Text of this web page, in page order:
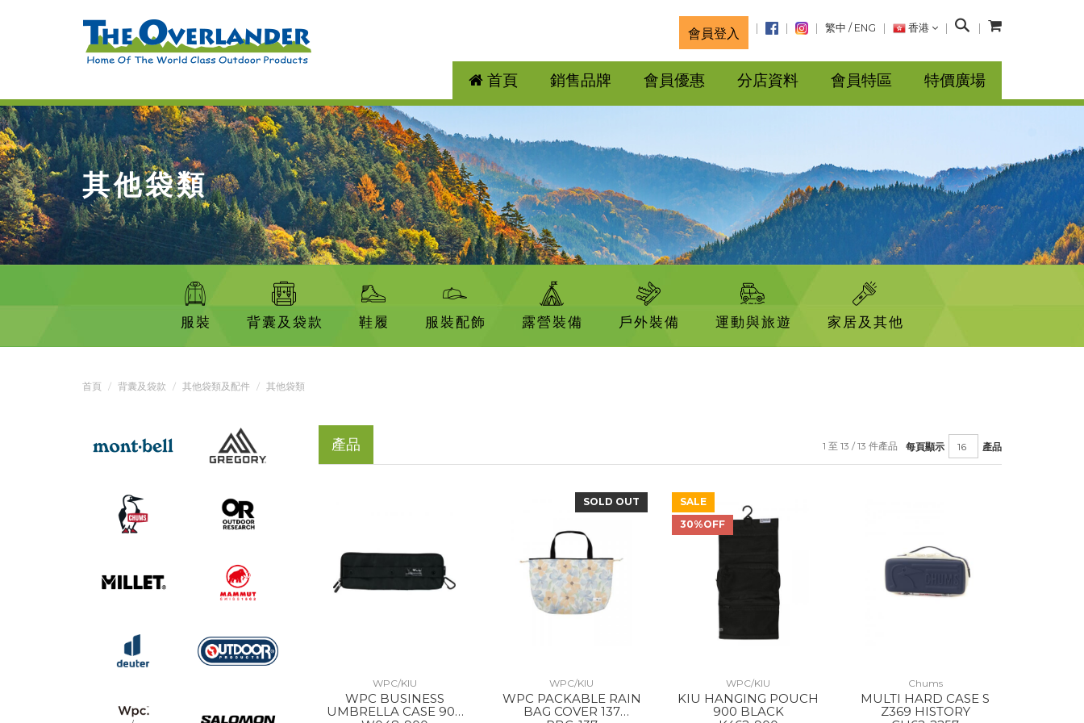
會員登入 繁中 / ENG 香港
搜
首頁 銷售品牌 會員優惠 分店資料 會員特區 特價廣場
其他袋類
服裝 背囊及袋款 鞋履 服裝配飾 露營裝備 戶外裝備 運動與旅遊 家居及其他
首頁 背囊及袋款 其他袋類及配件 其他袋類
產品 每頁顯示 產品
1 至 13 / 13 件產品
WPC/KIU
WPC BUSINESS
UMBRELLA CASE 900
SOLD OUT
WPC/KIU
WPC PACKABLE RAIN
BAG COVER 137
SALE
30%OFF
WPC/KIU
KIU HANGING POUCH
900 BLACK
Chums
MULTI HARD CASE S
Z369 HISTORY